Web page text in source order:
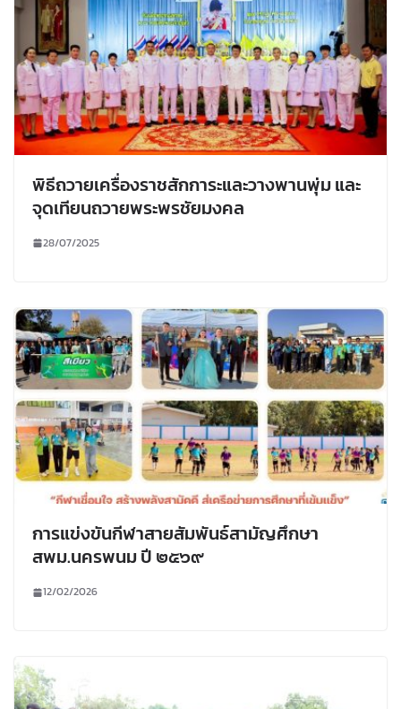
พิธีถวายเครื่องราชสักการะและวางพานพุ่ม และ
จุดเทียนถวายพระพรชัยมงคล
28/07/2025
การแข่งขันกีฬาสายสัมพันธ์สามัญศึกษา
สพม.นครพนม ปี ๒๕๖๙
12/02/2026